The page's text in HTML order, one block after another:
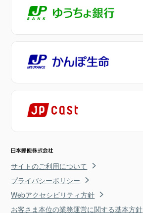
サイトのご利用について
プライバシーポリシー
Webアクセシビリティ方針
お客さま本位の業務運営に関する基本方針